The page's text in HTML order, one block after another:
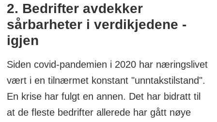
2. Bedrifter avdekker
sårbarheter i verdikjedene -
igjen
Siden covid-pandemien i 2020 har næringslivet
vært i en tilnærmet konstant "unntakstilstand".
En krise har fulgt en annen. Det har bidratt til
at de fleste bedrifter allerede har gått nøye